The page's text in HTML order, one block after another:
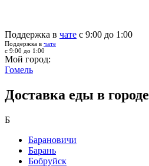
Поддержка в чате с 9:00 до 1:00
Поддержка в чате
с 9:00 до 1:00
Мой город:
Гомель
Доставка еды в городе
Б
Барановичи
Барань
Бобруйск